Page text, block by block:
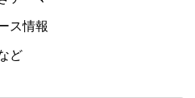
ス情報
ど